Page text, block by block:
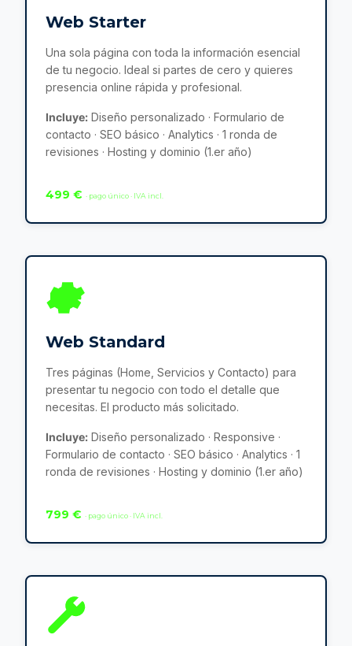
Web Starter
Una sola página con toda la información esencial
de tu negocio. Ideal si partes de cero y quieres
presencia online rápida y profesional.
Incluye: Diseño personalizado · Formulario de
contacto · SEO básico · Analytics · 1 ronda de
revisiones · Hosting y dominio (1.er año)
499 € · pago único · IVA incl.
Web Standard
Tres páginas (Home, Servicios y Contacto) para
presentar tu negocio con todo el detalle que
necesitas. El producto más solicitado.
Incluye: Diseño personalizado · Responsive ·
Formulario de contacto · SEO básico · Analytics · 1
ronda de revisiones · Hosting y dominio (1.er año)
799 € · pago único · IVA incl.